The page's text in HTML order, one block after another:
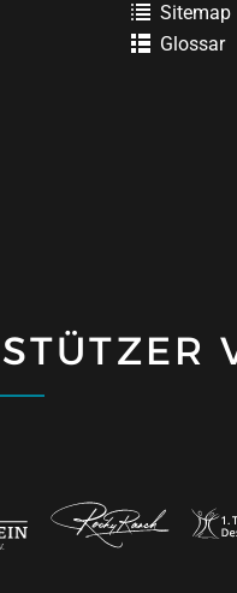
Sitemap
Glossar